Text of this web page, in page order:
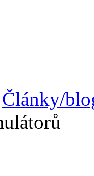
Články/